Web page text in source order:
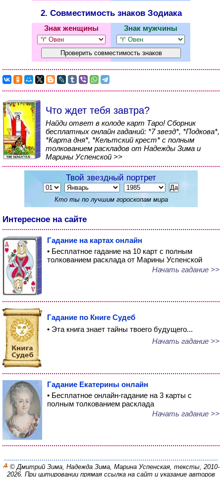
2. Совместимость знаков Зодиака
Знак женщины Знак мужчины
Что ждет тебя завтра?
Найди ответ в колоде карт Таро! Сборник
бесплатных онлайн гаданий: *7 звезд*, *Подкова*,
*Карта дня*, *Кельтский крест* с полным
толкованием раскладов от Надежды Зима и
Марины Успенской >>
Твой звездный портрет
Кто ты по лучшим гороскопам мира
Интересное на сайте
Гадание на картах онлайн
• Бесплатное гадание на 10 карт с полным
толкованием расклада от Марины Успенской
Начать гадание >>
Гадание по Книге Судеб
• Эта книга знает тайны твоего будущего...
Начать гадание >>
Гадание Екатерины онлайн
• Бесплатное онлайн-гадание на 3 карты с
полным толкованием расклада
Начать гадание >>
© Дмитрий Зима, Надежда Зима, Марина Успенская, тексты, 2010-
2026. При цитировании прямая ссылка на сайт и указание авторов